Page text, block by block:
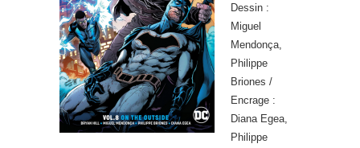
Dessin :
Miguel
Mendonça,
Philippe
Briones /
Encrage :
Diana Egea,
Philippe